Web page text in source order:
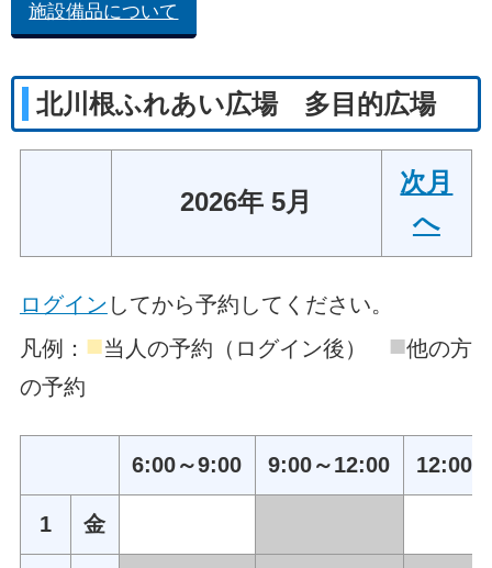
施設備品について
北川根ふれあい広場 多目的広場
2026年 5月
次月
へ
ログイン してから予約してください。
凡例： ■当人の予約（ログイン後） ■他の方
の予約
6:00～9:00 9:00～12:00 12:00
1 金